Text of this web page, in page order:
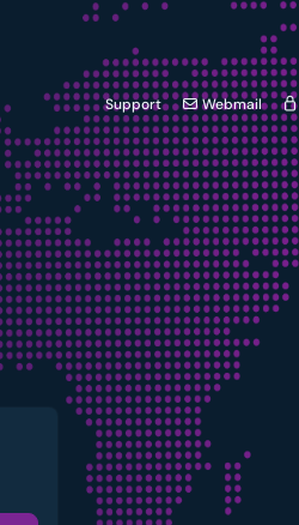
Support Webmail